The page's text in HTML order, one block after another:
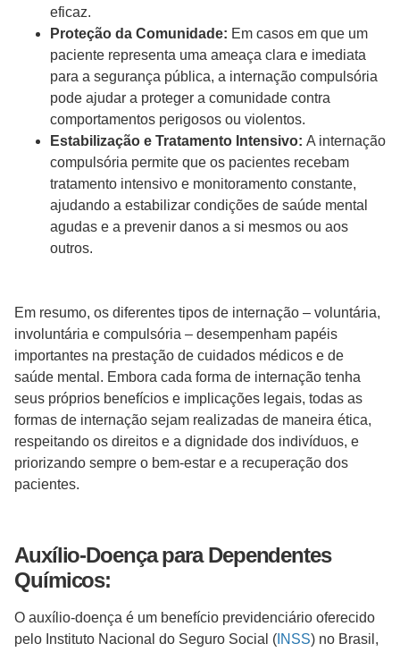
eficaz.
Proteção da Comunidade: Em casos em que um
paciente representa uma ameaça clara e imediata
para a segurança pública, a internação compulsória
pode ajudar a proteger a comunidade contra
comportamentos perigosos ou violentos.
Estabilização e Tratamento Intensivo: A internação
compulsória permite que os pacientes recebam
tratamento intensivo e monitoramento constante,
ajudando a estabilizar condições de saúde mental
agudas e a prevenir danos a si mesmos ou aos
outros.
Em resumo, os diferentes tipos de internação – voluntária,
involuntária e compulsória – desempenham papéis
importantes na prestação de cuidados médicos e de
saúde mental. Embora cada forma de internação tenha
seus próprios benefícios e implicações legais, todas as
formas de internação sejam realizadas de maneira ética,
respeitando os direitos e a dignidade dos indivíduos, e
priorizando sempre o bem-estar e a recuperação dos
pacientes.
Auxílio-Doença para Dependentes
Químicos:
O auxílio-doença é um benefício previdenciário oferecido
pelo Instituto Nacional do Seguro Social ( INSS) no Brasil,